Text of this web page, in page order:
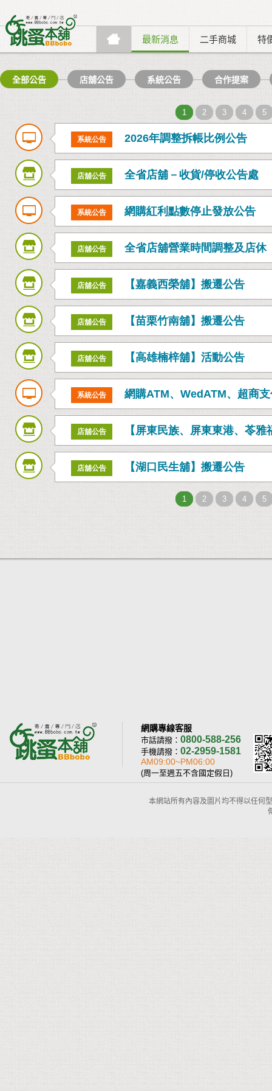
最新消息 二手商城 特
全部公告 店舖公告 系統公告 合作提案
網購專線客服
市話請撥： 0800-588-256
手機請撥： 02-2959-1581
AM09:00~PM06:00
(周一至週五不含國定假日)
本網站所有內容及圖片均不得以任何